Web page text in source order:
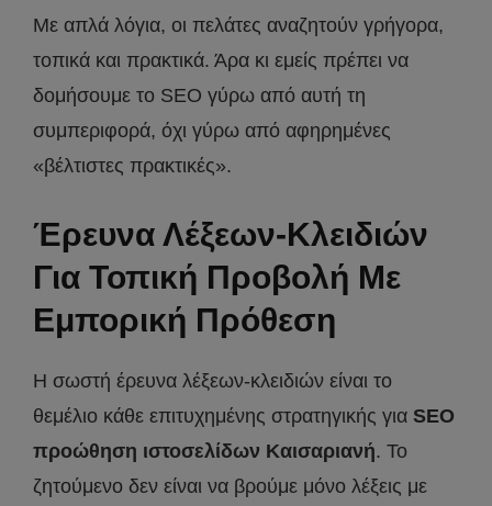
Με απλά λόγια, οι πελάτες αναζητούν γρήγορα,
τοπικά και πρακτικά. Άρα κι εμείς πρέπει να
δομήσουμε το SEO γύρω από αυτή τη
συμπεριφορά, όχι γύρω από αφηρημένες
«βέλτιστες πρακτικές».
Έρευνα Λέξεων-Κλειδιών
Για Τοπική Προβολή Με
Εμπορική Πρόθεση
Η σωστή έρευνα λέξεων-κλειδιών είναι το
θεμέλιο κάθε επιτυχημένης στρατηγικής για SEO
προώθηση ιστοσελίδων Καισαριανή. Το
ζητούμενο δεν είναι να βρούμε μόνο λέξεις με